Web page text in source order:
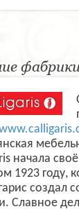
начала
1923 году,
создал
Славное